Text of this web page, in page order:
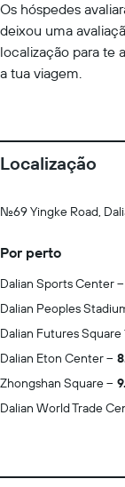
Os hóspedes
deixou uma
localização para te
a tua viagem.
Localização
No.69 Yingke Road,
Por perto
Dalian Sports Center
Dalian Peoples
Dalian Futures Square
Dalian Eton Center
Zhongshan Square
Dalian World Trade